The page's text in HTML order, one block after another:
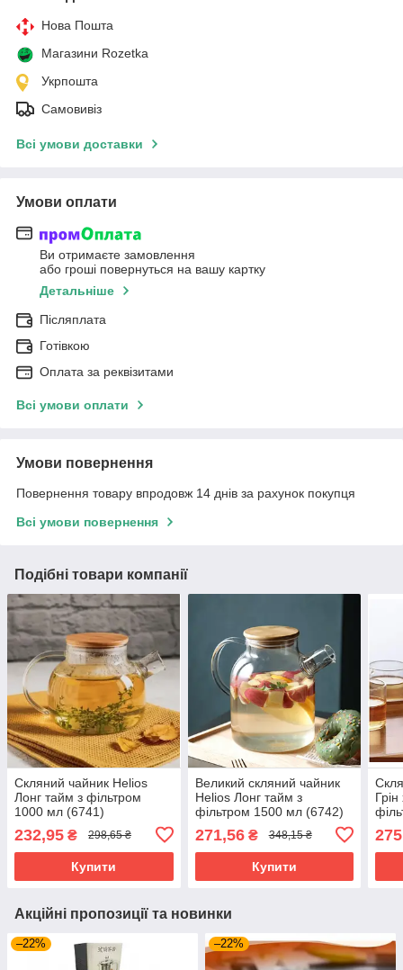
Нова Пошта
Магазини Rozetka
Укрпошта
Самовивіз
Всі умови доставки
Умови оплати
Ви отримаєте замовлення
або гроші повернуться на вашу картку
Детальніше
Післяплата
Готівкою
Оплата за реквізитами
Всі умови оплати
Умови повернення
Повернення товару впродовж 14 днів за рахунок покупця
Всі умови повернення
Подібні товари компанії
Скляний чайник Helios
Лонг тайм з фільтром
1000 мл (6741)
232,95 ₴ 298,65 ₴
Купити
Великий скляний чайник
Helios Лонг тайм з
фільтром 1500 мл (6742)
271,56₴ 348,15 ₴
Купити
Акційні пропозиції та новинки
–22% –22%